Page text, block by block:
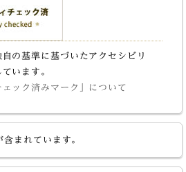
の基準に基づいたアクセシビリ
います。
ェック済みマーク」について
まれています。